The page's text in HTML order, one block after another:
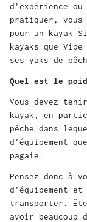
d'expérience
pratiquer, vous
pour un kayak
kayaks que
ses yaks de
Quel est le
Vous devez
kayak, en
pêche dans
d'équipement
pagaie.
Pensez donc à
d'équipement
transporter.
avoir beaucoup